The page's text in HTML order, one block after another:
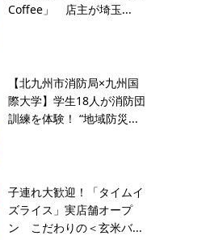
Coffee」 店主が埼玉...
【北九州市消防局×九州国
際大学】学生18人が消防団
訓練を体験！ “地域防災...
子連れ大歓迎！「タイムイ
ズライス」実店舗オープ
ン こだわりの＜玄米バ...